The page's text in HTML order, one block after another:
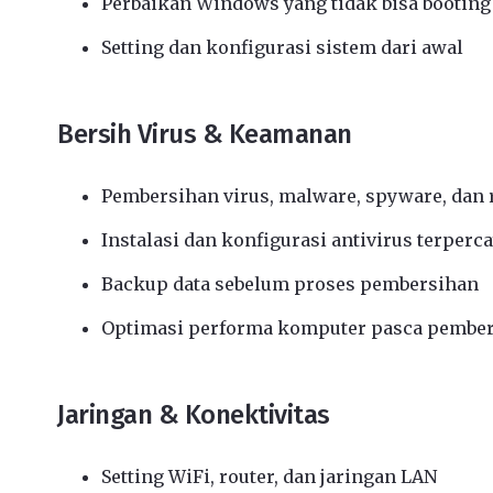
Setting dan konfigurasi sistem dari awal
Bersih Virus & Keamanan
Pembersihan virus, malware, spyware, dan
Instalasi dan konfigurasi antivirus
Backup data sebelum proses pembersihan
Optimasi performa komputer pasca
Jaringan & Konektivitas
Setting WiFi, router, dan jaringan LAN